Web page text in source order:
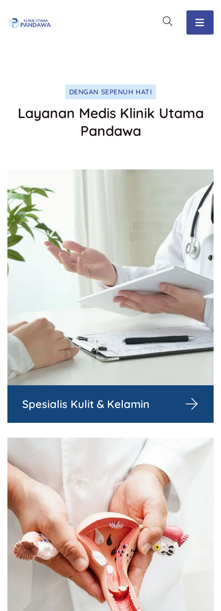
DENGAN SEPENUH HATI
Layanan Medis Klinik Utama
Pandawa
Spesialis Kulit & Kelamin